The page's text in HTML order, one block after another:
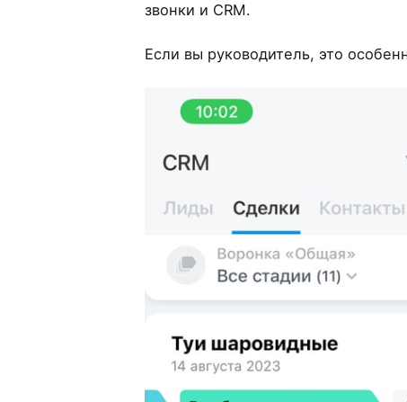
звонки и CRM.
Если вы руководитель, это